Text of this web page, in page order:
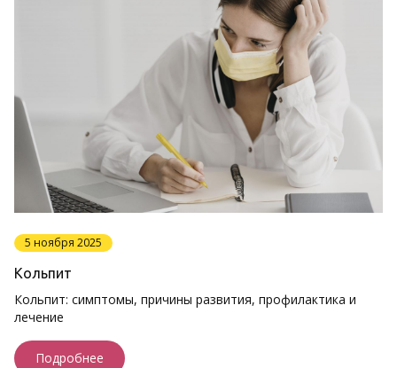
5 ноября 2025
Кольпит
Кольпит: симптомы, причины развития, профилактика и
лечение
Подробнее